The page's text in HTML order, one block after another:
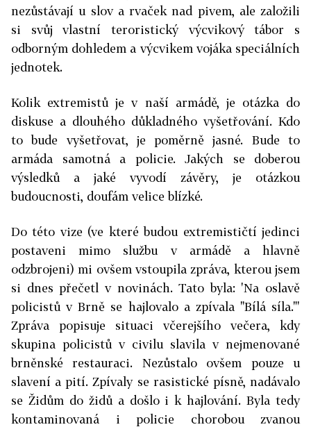
nezůstávají u slov a rvaček nad pivem, ale založili
si svůj vlastní teroristický výcvikový tábor s
odborným dohledem a výcvikem vojáka speciálních
jednotek.
Kolik extremistů je v naší armádě, je otázka do
diskuse a dlouhého důkladného vyšetřování. Kdo
to bude vyšetřovat, je poměrně jasné. Bude to
armáda samotná a policie. Jakých se doberou
výsledků a jaké vyvodí závěry, je otázkou
budoucnosti, doufám velice blízké.
Do této vize (ve které budou extremističtí jedinci
postaveni mimo službu v armádě a hlavně
odzbrojeni) mi ovšem vstoupila zpráva, kterou jsem
si dnes přečetl v novinách. Tato byla: 'Na oslavě
policistů v Brně se hajlovalo a zpívala "Bílá síla."'
Zpráva popisuje situaci včerejšího večera, kdy
skupina policistů v civilu slavila v nejmenované
brněnské restauraci. Nezůstalo ovšem pouze u
slavení a pití. Zpívaly se rasistické písně, nadávalo
se Židům do židů a došlo i k hajlování. Byla tedy
kontaminovaná i policie chorobou zvanou